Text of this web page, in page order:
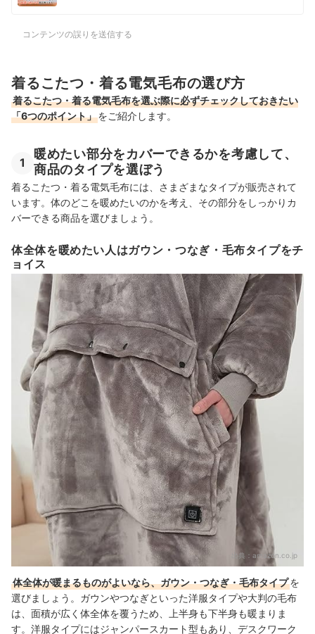
コンテンツの誤りを送信する
着るこたつ・着る電気毛布の選び方
着るこたつ・着る電気毛布を選ぶ際に必ずチェックしておきたい
「6つのポイント」をご紹介します。
1
暖めたい部分をカバーできるかを考慮して、
商品のタイプを選ぼう
着るこたつ・着る電気毛布には、さまざまなタイプが販売されて
います。体のどこを暖めたいのかを考え、その部分をしっかりカ
バーできる商品を選びましょう。
体全体を暖めたい人はガウン・つなぎ・毛布タイプをチ
ョイス
出典： amazon.co.jp
体全体が暖まるものがよいなら、ガウン・つなぎ・毛布タイプを
選びましょう。ガウンやつなぎといった洋服タイプや大判の毛布
は、面積が広く体全体を覆うため、上半身も下半身も暖まりま
す。洋服タイプにはジャンパースカート型もあり、デスクワーク